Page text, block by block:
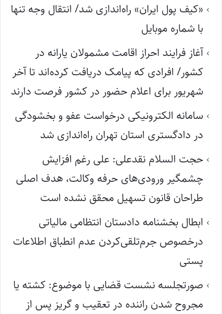
«کیف پول ایران» راه‌اندازی شد/ انتقال وجه تنها
با شماره موبایل
آغاز فرایند احراز اقامت مشمولان یارانه در
کشور/ افرادی که پیامک دریافت کرده‌اند تا آخر
شهریور برای اعلام حضور در کشور فرصت دارند
سامانه الکترونیکی درخواست عفو و بخشودگی
در دادگستری استان تهران راه‌اندازی شد
حجت السلام نقدعلی: علی رغم افزایش
چشمگیر ورودی‌های حرفه وکالت، هدف اصلی
طراحان قانون تسهیل محقق نشده است
ابطال بخشنامه دادستان انتظامی مالیاتی
درخصوص جرم‌تلقی‌کردن عدم انطباق اطلاعات
پستی
صورتجلسه نشست قضایی با موضوع: کشته یا
مجروح شدن راننده در تعقیب و گریز پس از